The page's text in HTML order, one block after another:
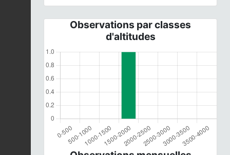
Observations par classes
d'altitudes